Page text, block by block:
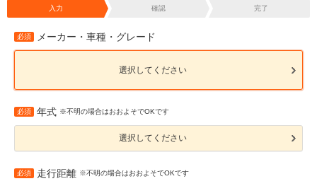
入力 確認 完了
必須 メーカー・車種・グレード
選択してください
必須 年式 ※不明の場合はおおよそでOKです
選択してください
必須 走行距離 ※不明の場合はおおよそでOKです